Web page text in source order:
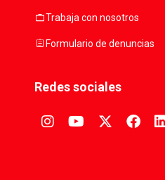
workTrabaja con nosotros
assignmentFormulario de denuncias
Redes sociales